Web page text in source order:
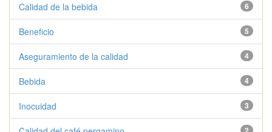
6
Calidad de la bebida
5
Beneficio
4
Aseguramiento de la calidad
4
Bebida
3
Inocuidad